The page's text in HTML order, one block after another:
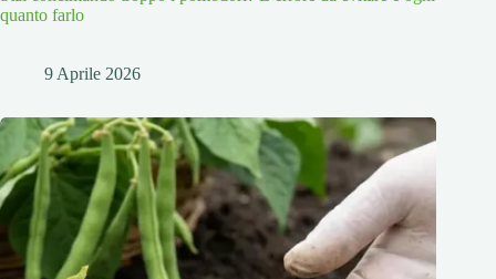
quanto farlo
9 Aprile 2026